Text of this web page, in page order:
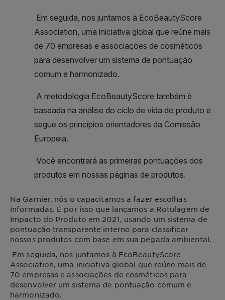
Na Garnier, nós o capacitamos a fazer escolhas
informadas. É por isso que lançamos a Rotulagem de
Impacto do Produto em 2021, usando um sistema de
pontuação transparente interno para classificar
nossos produtos com base em sua pegada ambiental.
Em seguida, nos juntamos à EcoBeautyScore
Association, uma iniciativa global que reúne mais de
70 empresas e associações de cosméticos para
desenvolver um sistema de pontuação comum e
harmonizado.